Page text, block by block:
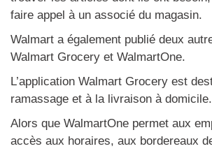
faire appel à un associé du magasin.
Walmart a également publié deux
Walmart Grocery et WalmartOne.
L’application Walmart Grocery est
ramassage et à la livraison à domicile.
Alors que WalmartOne permet aux
accès aux horaires, aux bordereaux